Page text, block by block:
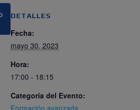
DETALLES
Fecha:
mayo 30, 2023
Hora:
17:00 - 18:15
Categoría del Evento:
Formación avanzada